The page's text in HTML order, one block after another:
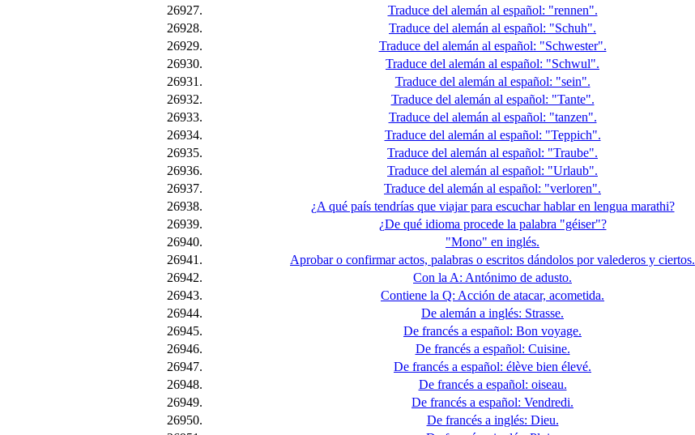
26927.
Traduce del alemán al español: "rennen".
26928.
Traduce del alemán al español: "Schuh".
26929.
Traduce del alemán al español: "Schwester".
26930.
Traduce del alemán al español: "Schwul".
26931.
Traduce del alemán al español: "sein".
26932.
Traduce del alemán al español: "Tante".
26933.
Traduce del alemán al español: "tanzen".
26934.
Traduce del alemán al español: "Teppich".
26935.
Traduce del alemán al español: "Traube".
26936.
Traduce del alemán al español: "Urlaub".
26937.
Traduce del alemán al español: "verloren".
26938.
¿A qué país tendrías que viajar para escuchar hablar en lengua marathi?
26939.
¿De qué idioma procede la palabra "géiser"?
26940.
"Mono" en inglés.
26941.
Aprobar o confirmar actos, palabras o escritos dándolos por valederos y ciertos.
26942.
Con la A: Antónimo de adusto.
26943.
Contiene la Q: Acción de atacar, acometida.
26944.
De alemán a inglés: Strasse.
26945.
De francés a español: Bon voyage.
26946.
De francés a español: Cuisine.
26947.
De francés a español: élève bien élevé.
26948.
De francés a español: oiseau.
26949.
De francés a español: Vendredi.
26950.
De francés a inglés: Dieu.